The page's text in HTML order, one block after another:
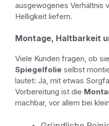
ausgewogenes Verhältnis
Helligkeit liefern.
Montage, Haltbarkeit
Viele Kunden fragen, ob
Spiegelfolie selbst
lautet: Ja, mit etwas
Vorbereitung ist die
machbar, vor allem bei